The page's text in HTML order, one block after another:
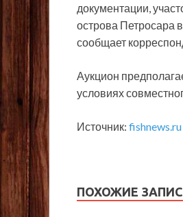
документации,
острова Петросара
сообщает
Аукцион
условиях
Источник: fishnews.ru
ПОХОЖИЕ